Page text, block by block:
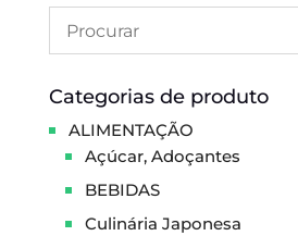
Categorias de produto
ALIMENTAÇÃO
Açúcar, Adoçantes
BEBIDAS
Culinária Japonesa